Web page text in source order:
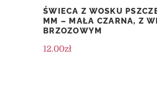
ŚWIECA Z WOSKU
MM – MAŁA CZARNA, Z
BRZOZOWYM
12.00zł